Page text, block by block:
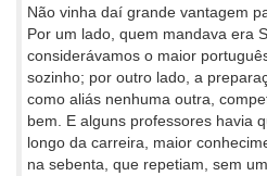
Não vinha daí grande vantagem
Por um lado, quem mandava era
considerávamos o maior
sozinho; por outro lado, a
como aliás nenhuma outra,
bem. E alguns professores havia
longo da carreira, maior
na sebenta, que repetiam, sem